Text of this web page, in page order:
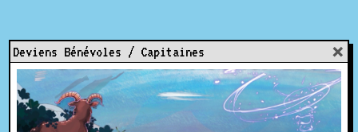
Deviens Bénévoles / Capitaines +